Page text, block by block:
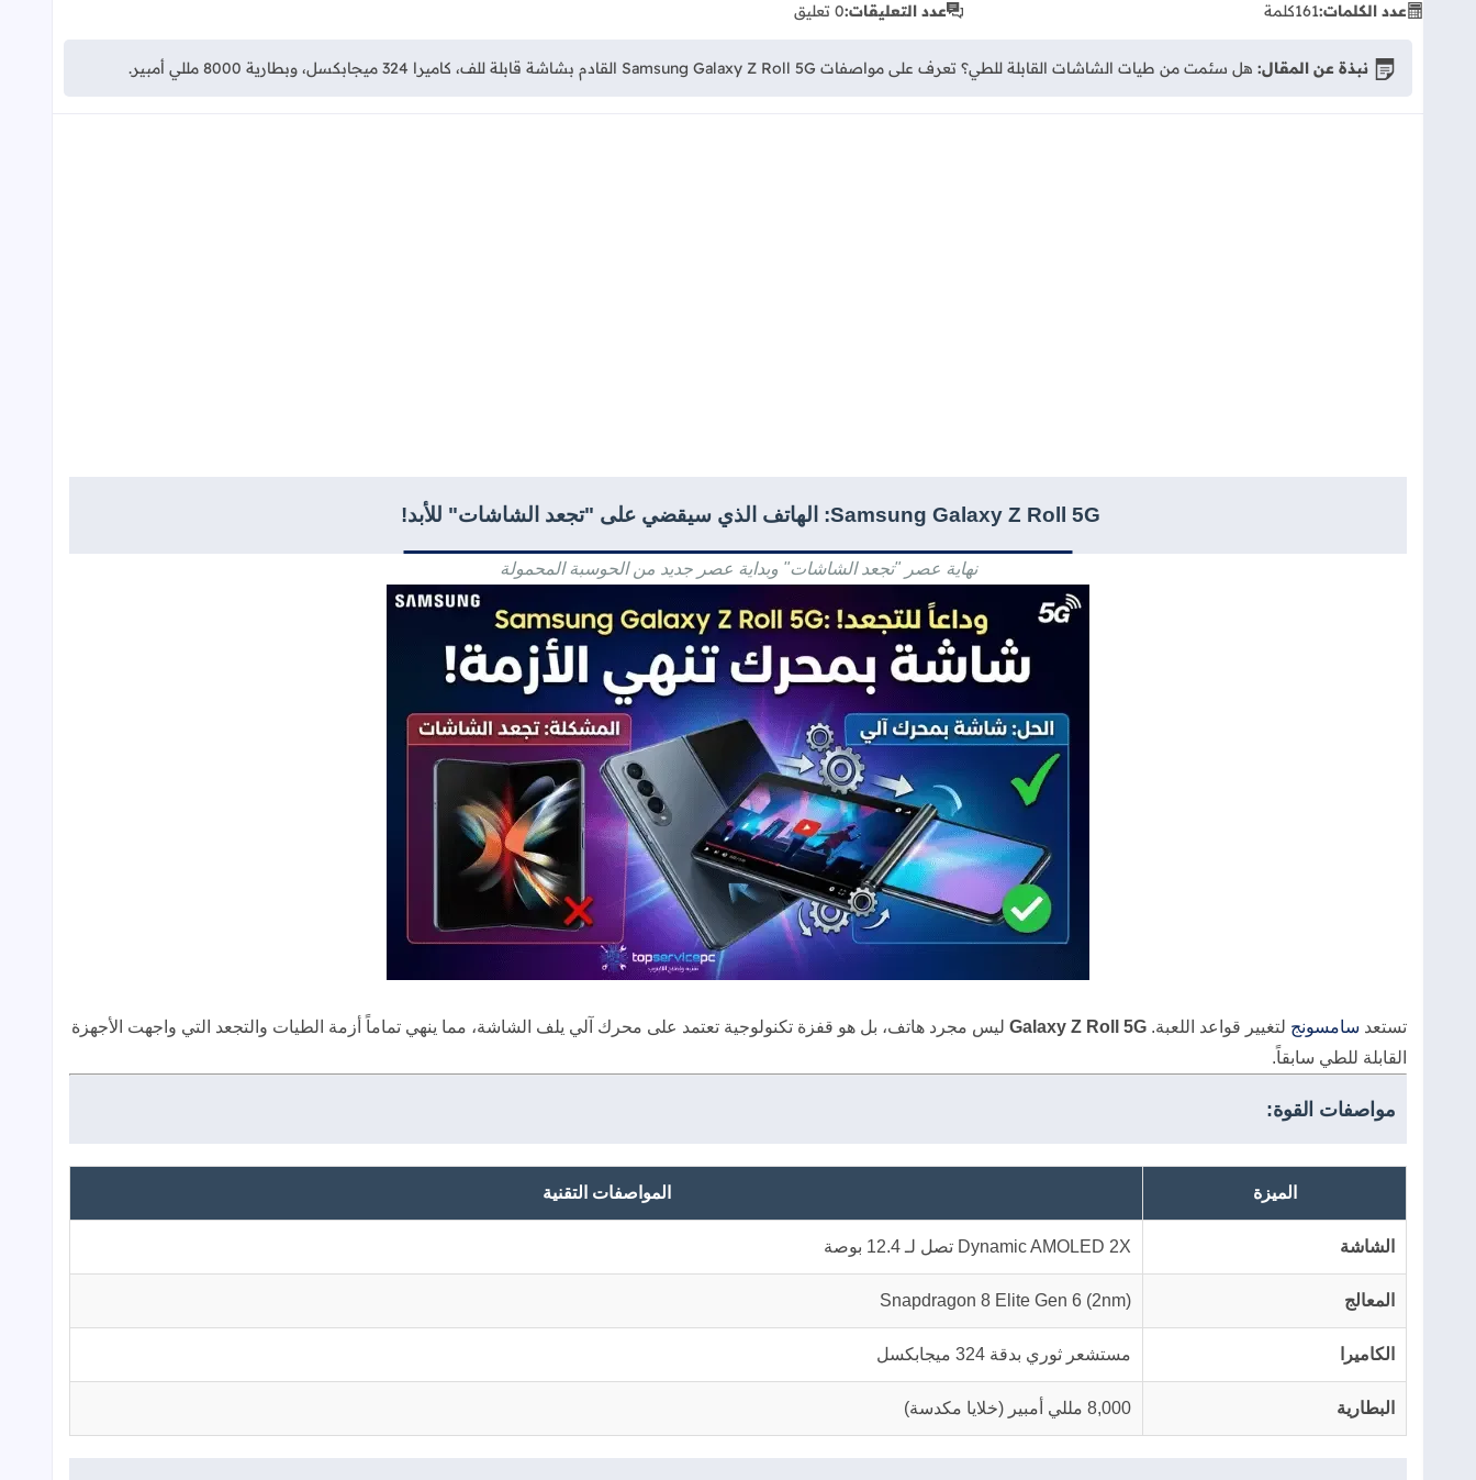
عدد الكلمات:161كلمة عدد التعليقات:0 تعليق
نبذة عن المقال: هل سئمت من طيات الشاشات القابلة للطي؟ تعرف على مواصفات Samsung Galaxy Z Roll 5G القادم بشاشة قابلة للف، كاميرا 324 ميجابكسل، وبطارية 8000 مللي أمبير.
Samsung Galaxy Z Roll 5G: الهاتف الذي سيقضي على "تجعد الشاشات" للأبد!
نهاية عصر "تجعد الشاشات" وبداية عصر جديد من الحوسبة المحمولة
تستعد سامسونج لتغيير قواعد اللعبة. Galaxy Z Roll 5G ليس مجرد هاتف، بل هو قفزة تكنولوجية تعتمد على محرك آلي يلف الشاشة، مما ينهي تماماً أزمة الطيات والتجعد التي واجهت الأجهزة
القابلة للطي سابقاً.
مواصفات القوة:
الميزة المواصفات التقنية
الشاشة Dynamic AMOLED 2X تصل لـ 12.4 بوصة
المعالج Snapdragon 8 Elite Gen 6 (2nm)
الكاميرا مستشعر ثوري بدقة 324 ميجابكسل
البطارية 8,000 مللي أمبير (خلايا مكدسة)